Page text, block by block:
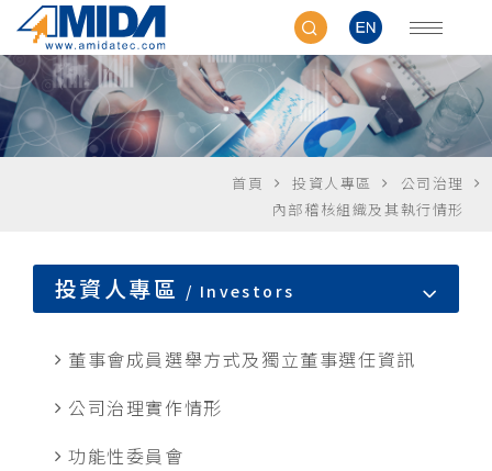
首頁 投資人專區
公司治理
內部稽核組織及其執行情形
投資人專區 Investors
董事會成員選舉方式及獨立董事選任資訊
公司治理實作情形
功能性委員會